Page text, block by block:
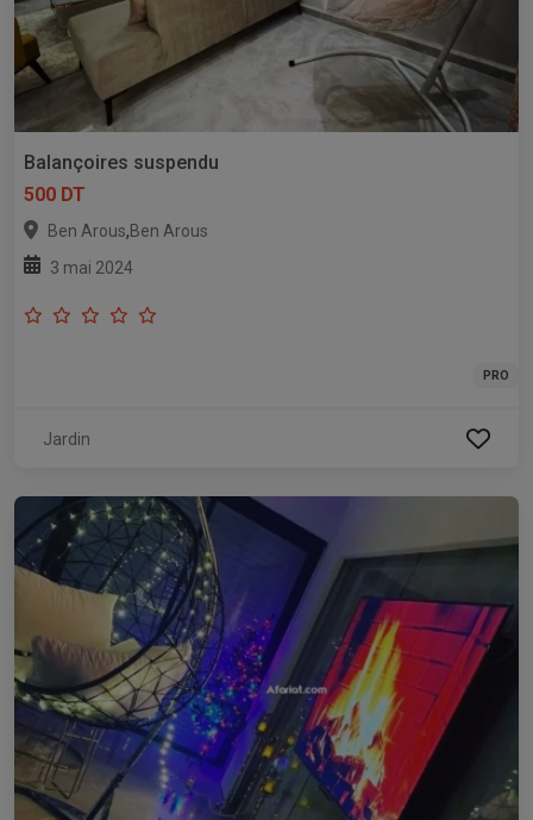
Balançoires suspendu
500 DT
Ben Arous,Ben Arous
3 mai 2024
PRO
Jardin